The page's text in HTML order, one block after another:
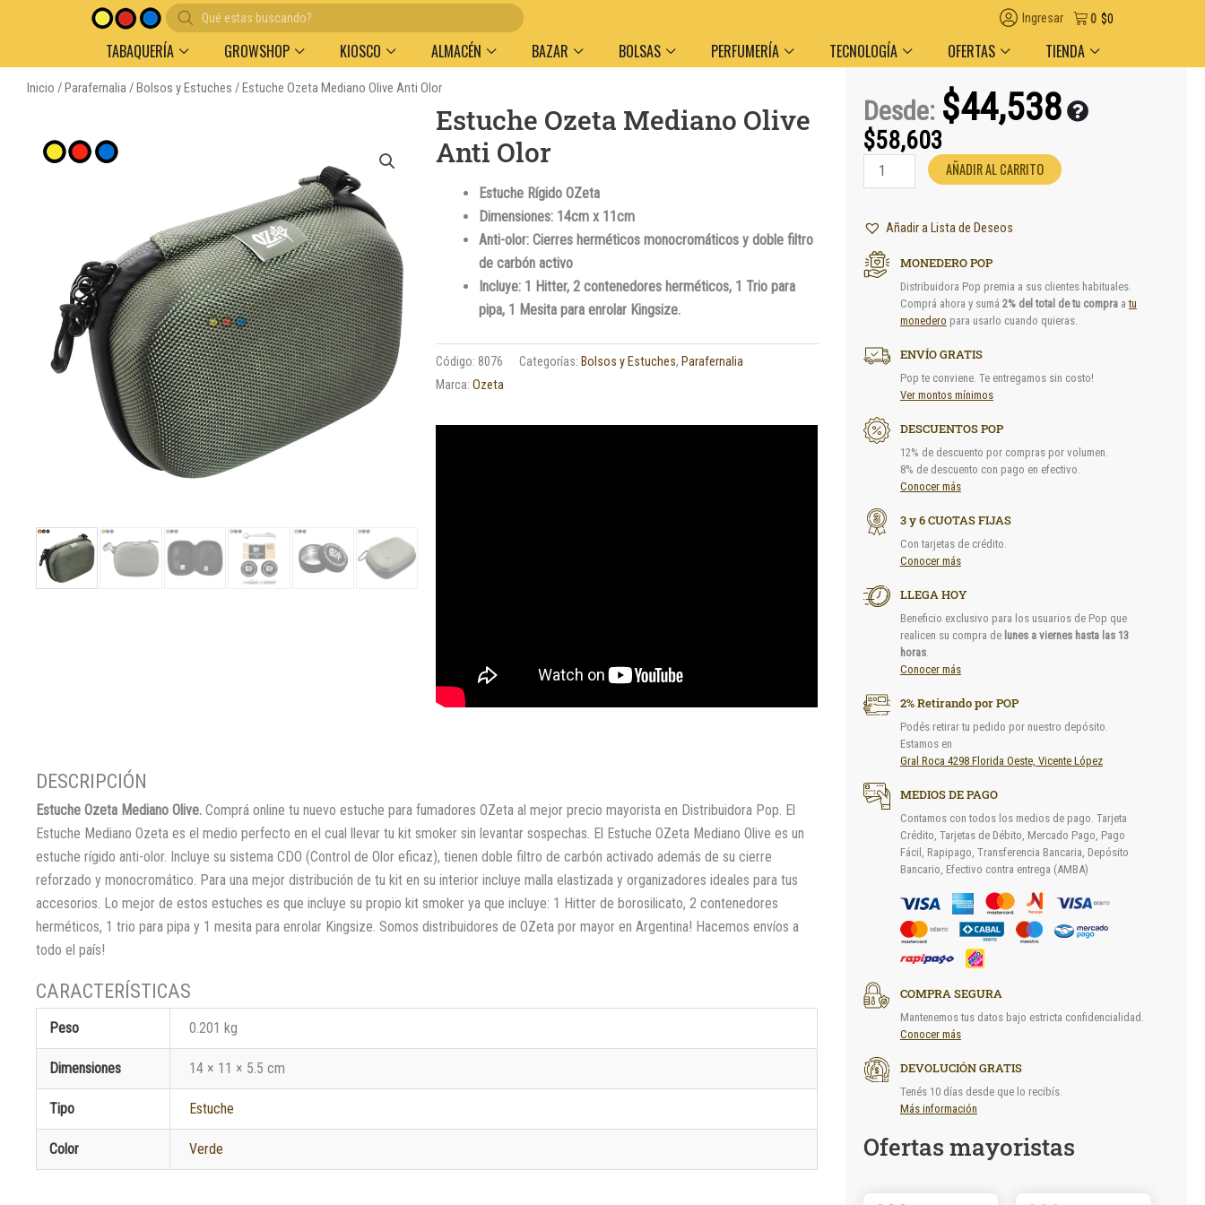
Búsqueda
de
productos
Descuento por volumen y medio de pago
$0
0
Ingresar
TABAQUERÍA GROWSHOP KIOSCO ALMACÉN BAZAR BOLSAS PERFUMERÍA TECNOLOGÍA OFERTAS TIENDA
Inicio /Parafernalia /Bolsos y Estuches / Estuche Ozeta Mediano Olive Anti Olor
Estuche Ozeta Mediano Olive
Anti Olor
Estuche Rígido OZeta
Dimensiones: 14cm x 11cm
Anti-olor: Cierres herméticos monocromáticos y doble filtro
de carbón activo
Incluye: 1 Hitter, 2 contenedores herméticos, 1 Trio para
pipa, 1 Mesita para enrolar Kingsize.
Código: 8076 Categorías: Bolsos y Estuches, Parafernalia
Marca:Ozeta
Estuche Ozeta Mediano Olive. Comprá online tu nuevo estuche para fumadores OZeta al mejor precio mayorista en Distribuidora Pop. El
Estuche Mediano Ozeta es el medio perfecto en el cual llevar tu kit smoker sin levantar sospechas. El Estuche OZeta Mediano Olive es un
estuche rígido anti-olor. Incluye su sistema CDO (Control de Olor eficaz), tienen doble filtro de carbón activado además de su cierre
reforzado y monocromático. Para una mejor distribución de tu kit en su interior incluye malla elastizada y organizadores ideales para tus
accesorios. Lo mejor de estos estuches es que incluye su propio kit smoker ya que incluye: 1 Hitter de borosilicato, 2 contenedores
herméticos, 1 trio para pipa y 1 mesita para enrolar Kingsize. Somos distribuidores de OZeta por mayor en Argentina! Hacemos envíos a
todo el país!
Peso 0.201 kg
Dimensiones 14 × 11 × 5.5 cm
Tipo Estuche
Color Verde
Desde: $44,538
$58,603
Estuche
Olive
Anti
Olor
cantidad
AÑADIR AL CARRITO
Añadir a Lista de Deseos
MONEDERO POP
Distribuidora Pop premia a sus clientes habituales.
Comprá ahora y sumá 2% del total de tu compraatu
monedero para usarlo cuando quieras.
ENVÍO GRATIS
Pop te conviene. Te entregamos sin costo!
Ver montos mínimos
DESCUENTOS POP
12% de descuento por compras por volumen.
8% de descuento con pago en efectivo.
Conocer más
3 y 6 CUOTAS FIJAS
Con tarjetas de crédito.
Conocer más
LLEGA HOY
Beneficio exclusivo para los usuarios de Pop que
realicen su compra de lunes a viernes hasta las 13
horas.
Conocer más
2% Retirando por POP
Podés retirar tu pedido por nuestro depósito.
Estamos en
Gral Roca 4298 Florida Oeste, Vicente López
MEDIOS DE PAGO
Contamos con todos los medios de pago. Tarjeta
Crédito, Tarjetas de Débito, Mercado Pago, Pago
Fácil, Rapipago, Transferencia Bancaria, Depósito
Bancario, Efectivo contra entrega (AMBA)
COMPRA SEGURA
Mantenemos tus datos bajo estricta confidencialidad.
Conocer más
DEVOLUCIÓN GRATIS
Tenés 10 días desde que lo recibís.
Más información
Ofertas mayoristas